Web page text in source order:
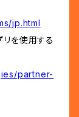
jp.html
を使用する
partner-